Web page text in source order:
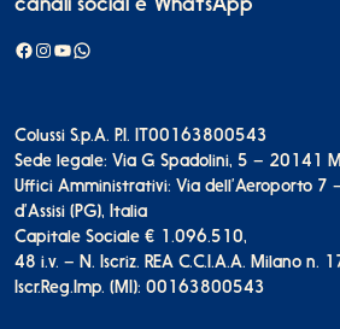
canali social e WhatsApp
Facebook InstagramYouTube WhatsApp
Colussi S.p.A. P.I. IT00163800543
Sede legale: Via G. Spadolini, 5 – 20141
Uffici Amministrativi: Via dell’Aeroporto
d’Assisi (PG), Italia
Capitale Sociale € 1.096.510,
48 i.v. – N. Iscriz. REA C.C.I.A.A. Milano n.
Iscr.Reg.Imp. (MI): 00163800543